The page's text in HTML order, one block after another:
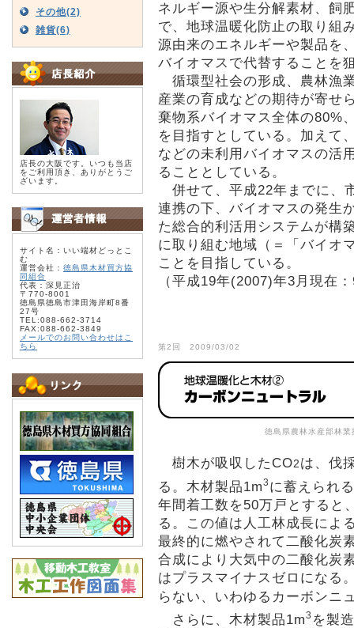
その他(2)
雑貨(6)
店長の大阪です。いつも当店
をご利用頂き、ありがとうご
ざいます。
サイト名：いい端材どっとこ
む
運営会社： 徳島県木材買方協
同組合
代表：深見正治
〒770-8001
徳島県徳島市津田海岸町8番
27号
TEL:088-662-3714
FAX:088-662-3849
メールでのお問い合わせはこ
ちら
ネルギー源や生分解素材、飼
で、地球温暖化防止の取り組
源由来のエネルギーや製品を
バイオマスで代替することを
循環型社会の形成、農林漁
産業の育成などの期待が寄せ
棄物系バイオマス全体の80%
を目指すとしている。加えて
などの未利用バイオマスの活
ることとしている。
併せて、平成22年までに、
連携の下、バイオマスの発生
た総合的利活用システムが構
に取り組む地域（＝「バイオ
ことを目指している。
（平成19年(2007)年3月現在
第2回 2009/03/02
徳島県農林水産部林
樹木が吸収したCO2は、伐
る。木材製品1m3 に蓄えられ
年間着工数を50万戸とすると
る。この値は人工林成長によ
最終的に燃やされて二酸化炭
合成により大気中の二酸化炭
はプラスマイナスゼロになる
らない、いわゆるカーボンニ
さらに、木材製品1m3 を製